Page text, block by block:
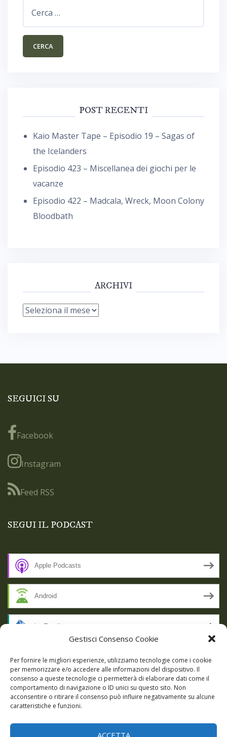
Gestisci Consenso Cookie
Per fornire le migliori esperienze, utilizziamo tecnologie come i cookie
per memorizzare e/o accedere alle informazioni del dispositivo. Il
consenso a queste tecnologie ci permetterà di elaborare dati come il
comportamento di navigazione o ID unici su questo sito. Non
acconsentire o ritirare il consenso può influire negativamente su alcune
caratteristiche e funzioni.
ACCETTA
POST RECENTI
Kaio Master Tape – Episodio 19 – Sagas of
the Icelanders
Episodio 423 – Miscellanea dei giochi per le
vacanze
Episodio 422 – Madcala, Wreck, Moon Colony
Bloodbath
ARCHIVI
Archivi
SEGUICI SU
Facebook
Instagram
Feed RSS
SEGUI IL PODCAST
Apple Podcasts
Android
by Email
RSS
SSL SECURE